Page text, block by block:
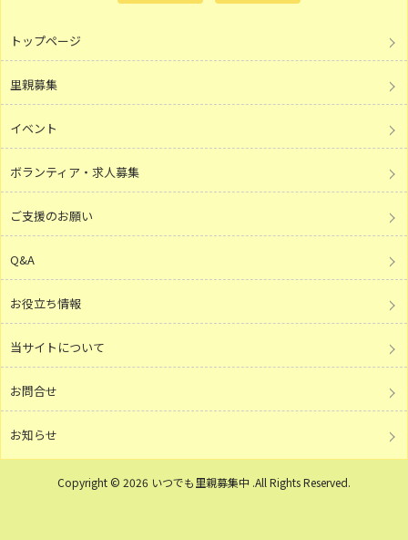
トップページ
里親募集
イベント
ボランティア・求人募集
ご支援のお願い
Q&A
お役立ち情報
当サイトについて
お問合せ
お知らせ
Copyright © 2026 いつでも里親募集中 .All Rights Reserved.